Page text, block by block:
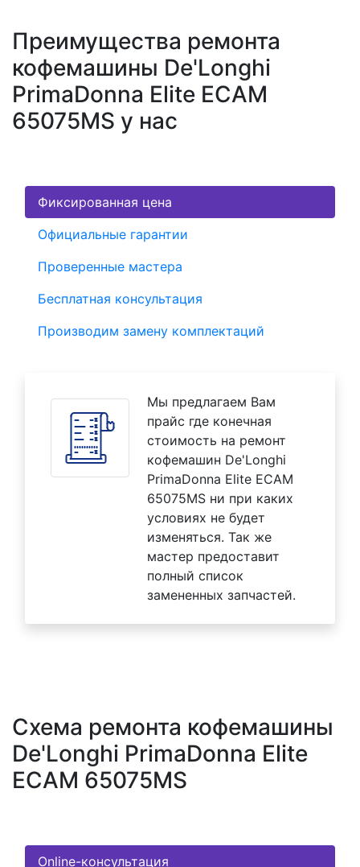
Преимущества ремонта
кофемашины De'Longhi
PrimaDonna Elite ECAM
65075MS у нас
Фиксированная цена
Официальные гарантии
Проверенные мастера
Бесплатная консультация
Производим замену комплектаций
Мы предлагаем Вам
прайс где конечная
стоимость на ремонт
кофемашин De'Longhi
PrimaDonna Elite ECAM
65075MS ни при каких
условиях не будет
изменяться. Так же
мастер предоставит
полный список
замененных запчастей.
Схема ремонта кофемашины
De'Longhi PrimaDonna Elite
ECAM 65075MS
Online-консультация